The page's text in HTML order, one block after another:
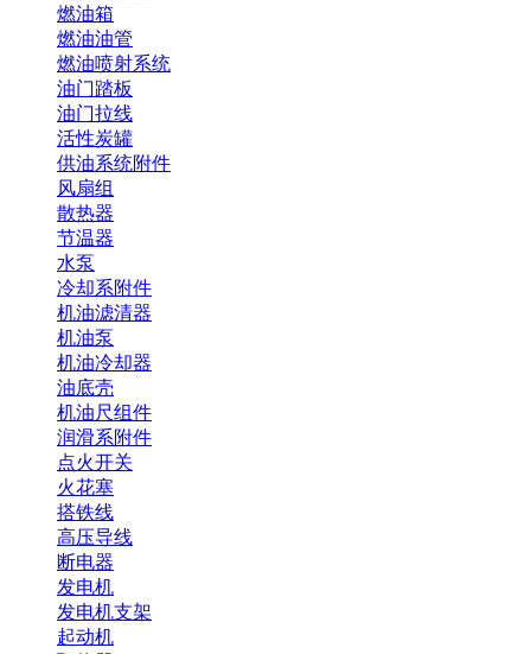
燃油箱
燃油油管
燃油喷射系统
油门踏板
油门拉线
活性炭罐
供油系统附件
风扇组
散热器
节温器
水泵
冷却系附件
机油滤清器
机油泵
机油冷却器
油底壳
机油尺组件
润滑系附件
点火开关
火花塞
搭铁线
高压导线
断电器
发电机
发电机支架
起动机